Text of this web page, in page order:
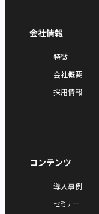
会社情報
特徴
会社概要
採用情報
コンテンツ
導入事例
セミナー